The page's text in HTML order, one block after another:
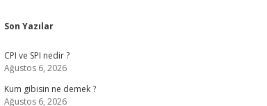
Sidebar
Son Yazılar
CPI ve SPI nedir ?
Ağustos 6, 2026
Kum gibisin ne demek ?
Ağustos 6, 2026